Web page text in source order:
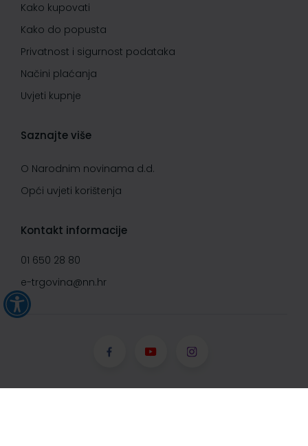
Kako kupovati
Kako do popusta
Privatnost i sigurnost podataka
Načini plaćanja
Uvjeti kupnje
Saznajte više
O Narodnim novinama d.d.
Opći uvjeti korištenja
Kontakt informacije
01 650 28 80
e-trgovina@nn.hr